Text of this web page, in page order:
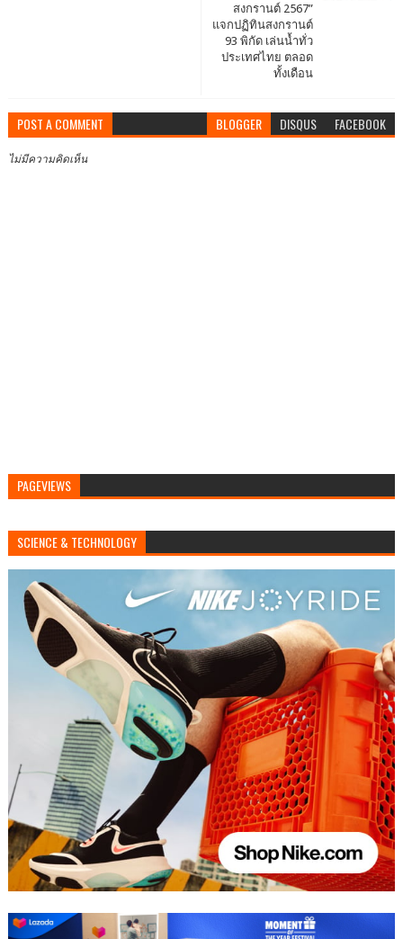
สงกรานต์ 2567”
แจกปฏิทินสงกรานต์
93 พิกัด เล่นน้ำทั่ว
ประเทศไทย ตลอด
ทั้งเดือน
POST A COMMENT BLOGGER DISQUS FACEBOOK
ไม่มีความคิดเห็น
PAGEVIEWS
SCIENCE & TECHNOLOGY